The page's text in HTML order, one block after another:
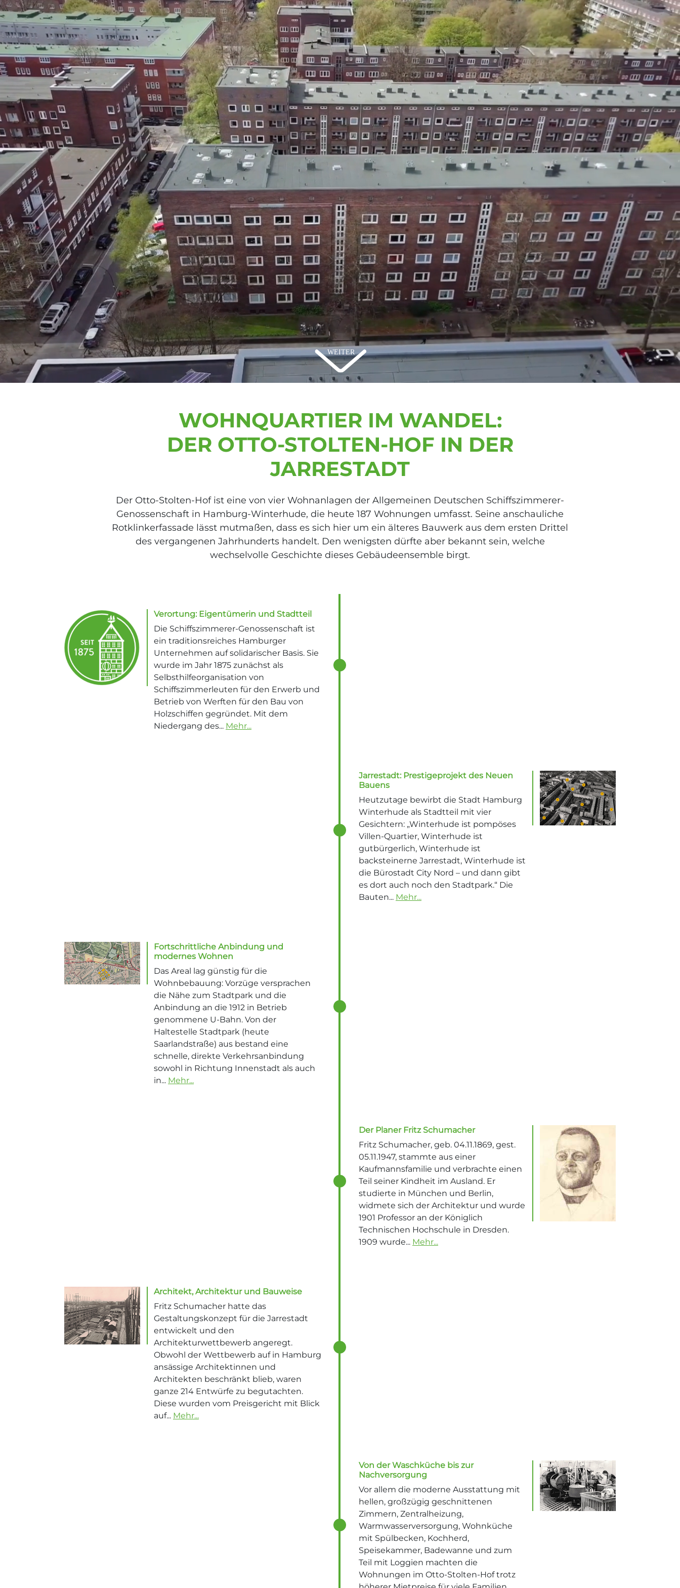
WOHNQUARTIER IM WANDEL:
DER OTTO-STOLTEN-HOF IN DER
JARRESTADT
Der Otto-Stolten-Hof ist eine von vier Wohnanlagen der Allgemeinen Deutschen Schiffszimmerer-
Genossenschaft in Hamburg-Winterhude, die heute 187 Wohnungen umfasst. Seine anschauliche
Rotklinkerfassade lässt mutmaßen, dass es sich hier um ein älteres Bauwerk aus dem ersten Drittel
des vergangenen Jahrhunderts handelt. Den wenigsten dürfte aber bekannt sein, welche
wechselvolle Geschichte dieses Gebäudeensemble birgt.
Verortung: Eigentümerin und Stadtteil
Die Schiffszimmerer-Genossenschaft ist
ein traditionsreiches Hamburger
Unternehmen auf solidarischer Basis. Sie
wurde im Jahr 1875 zunächst als
Selbsthilfeorganisation von
Schiffszimmerleuten für den Erwerb und
Betrieb von Werften für den Bau von
Holzschiffen gegründet. Mit dem
Niedergang des... Mehr...
Jarrestadt: Prestigeprojekt des Neuen
Bauens
Heutzutage bewirbt die Stadt Hamburg
Winterhude als Stadtteil mit vier
Gesichtern: „Winterhude ist pompöses
Villen-Quartier, Winterhude ist
gutbürgerlich, Winterhude ist
backsteinerne Jarrestadt, Winterhude ist
die Bürostadt City Nord – und dann gibt
es dort auch noch den Stadtpark.“ Die
Bauten... Mehr...
Fortschrittliche Anbindung und
modernes Wohnen
Das Areal lag günstig für die
Wohnbebauung: Vorzüge versprachen
die Nähe zum Stadtpark und die
Anbindung an die 1912 in Betrieb
genommene U-Bahn. Von der
Haltestelle Stadtpark (heute
Saarlandstraße) aus bestand eine
schnelle, direkte Verkehrsanbindung
sowohl in Richtung Innenstadt als auch
in... Mehr...
Der Planer Fritz Schumacher
Fritz Schumacher, geb. 04.11.1869, gest.
05.11.1947, stammte aus einer
Kaufmannsfamilie und verbrachte einen
Teil seiner Kindheit im Ausland. Er
studierte in München und Berlin,
widmete sich der Architektur und wurde
1901 Professor an der Königlich
Technischen Hochschule in Dresden.
1909 wurde... Mehr...
Architekt, Architektur und Bauweise
Fritz Schumacher hatte das
Gestaltungskonzept für die Jarrestadt
entwickelt und den
Architekturwettbewerb angeregt.
Obwohl der Wettbewerb auf in Hamburg
ansässige Architektinnen und
Architekten beschränkt blieb, waren
ganze 214 Entwürfe zu begutachten.
Diese wurden vom Preisgericht mit Blick
auf... Mehr...
Von der Waschküche bis zur
Nachversorgung
Vor allem die moderne Ausstattung mit
hellen, großzügig geschnittenen
Zimmern, Zentralheizung,
Warmwasserversorgung, Wohnküche
mit Spülbecken, Kochherd,
Speisekammer, Badewanne und zum
Teil mit Loggien machten die
Wohnungen im Otto-Stolten-Hof trotz